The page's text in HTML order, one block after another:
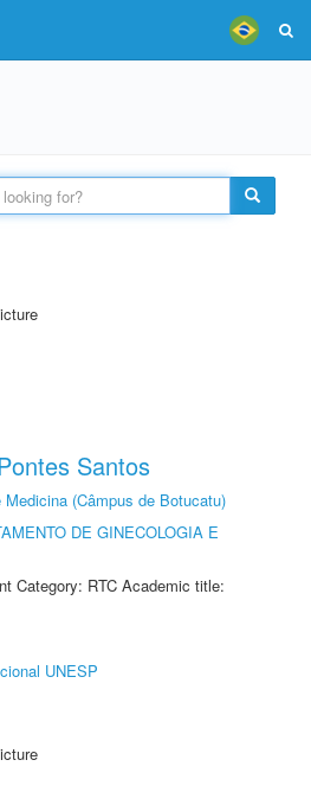
Santos
Medicina (Câmpus de Botucatu)
DE GINECOLOGIA E
Category: RTC Academic title:
UNESP